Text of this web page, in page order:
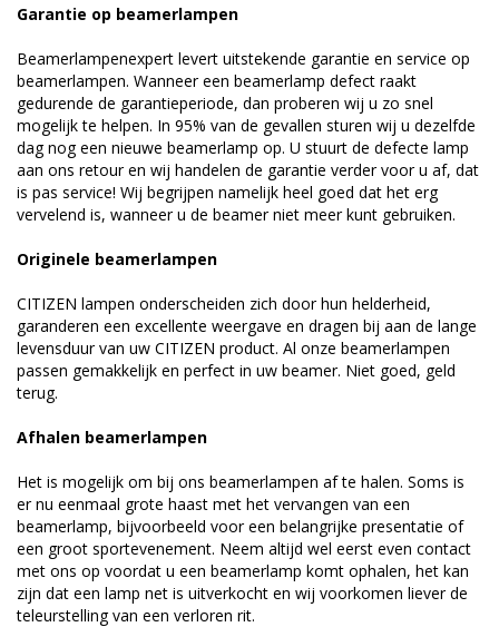
Garantie op beamerlampen
Beamerlampenexpert levert uitstekende garantie en service op
beamerlampen. Wanneer een beamerlamp defect raakt
gedurende de garantieperiode, dan proberen wij u zo snel
mogelijk te helpen. In 95% van de gevallen sturen wij u dezelfde
dag nog een nieuwe beamerlamp op. U stuurt de defecte lamp
aan ons retour en wij handelen de garantie verder voor u af, dat
is pas service! Wij begrijpen namelijk heel goed dat het erg
vervelend is, wanneer u de beamer niet meer kunt gebruiken.
Originele beamerlampen
CITIZEN lampen onderscheiden zich door hun helderheid,
garanderen een excellente weergave en dragen bij aan de lange
levensduur van uw CITIZEN product. Al onze beamerlampen
passen gemakkelijk en perfect in uw beamer. Niet goed, geld
terug.
Afhalen beamerlampen
Het is mogelijk om bij ons beamerlampen af te halen. Soms is
er nu eenmaal grote haast met het vervangen van een
beamerlamp, bijvoorbeeld voor een belangrijke presentatie of
een groot sportevenement. Neem altijd wel eerst even contact
met ons op voordat u een beamerlamp komt ophalen, het kan
zijn dat een lamp net is uitverkocht en wij voorkomen liever de
teleurstelling van een verloren rit.